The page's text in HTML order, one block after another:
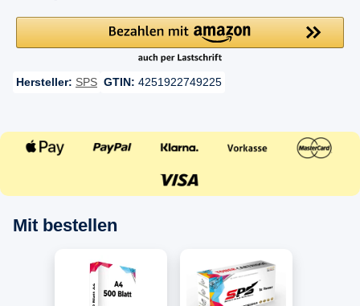
Hersteller: SPS GTIN: 4251922749225
Mit bestellen